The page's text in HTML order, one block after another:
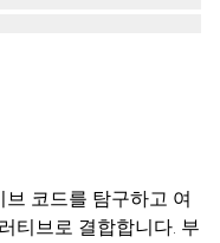
코드를 탐구하고 여
티브로 결합합니다. 부